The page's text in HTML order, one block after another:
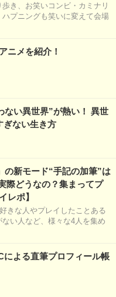
き、お笑いコンビ・カミナリ
プニングも笑いに変えて会場
ニメを紹介！
ない異世界”が熱い！ 異世
ぎない生き方
の新モード“手記の加筆”は
際どうなの？集まってプ
レポ】
きな人やプレイしたことある
い人など、様々な4人を集め
による直筆プロフィール帳